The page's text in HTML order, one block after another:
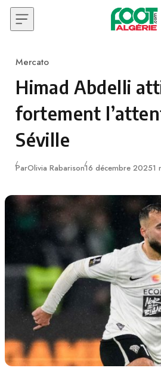
Skip to content
Category
Mercato
Himad Abdelli
fortement
Séville
ParOlivia RabarisonPublié
16 décembre 20251